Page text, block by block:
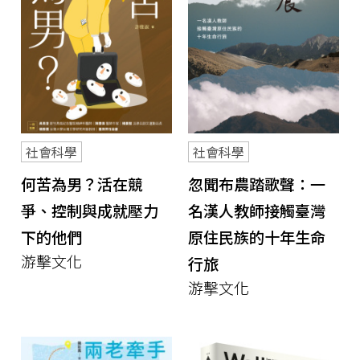
社會科學
何苦為男？活在競
爭、控制與成就壓力
下的他們
游擊文化
社會科學
忽聞布農踏歌聲：一
名漢人教師接觸臺灣
原住民族的十年生命
行旅
游擊文化